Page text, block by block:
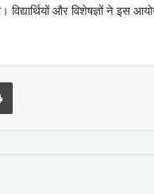
और विशेषज्ञों ने इस
Print